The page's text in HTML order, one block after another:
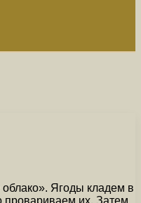
Ягоды кладем в
их. Затем